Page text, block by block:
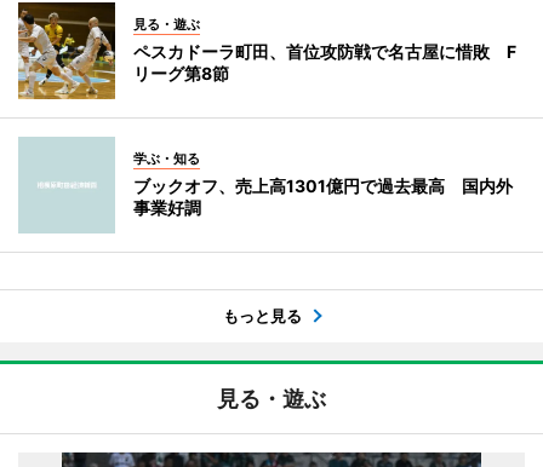
見る・遊ぶ
ペスカドーラ町田、首位攻防戦で名古屋に惜敗 F
リーグ第8節
学ぶ・知る
ブックオフ、売上高1301億円で過去最高 国内外
事業好調
もっと見る
見る・遊ぶ